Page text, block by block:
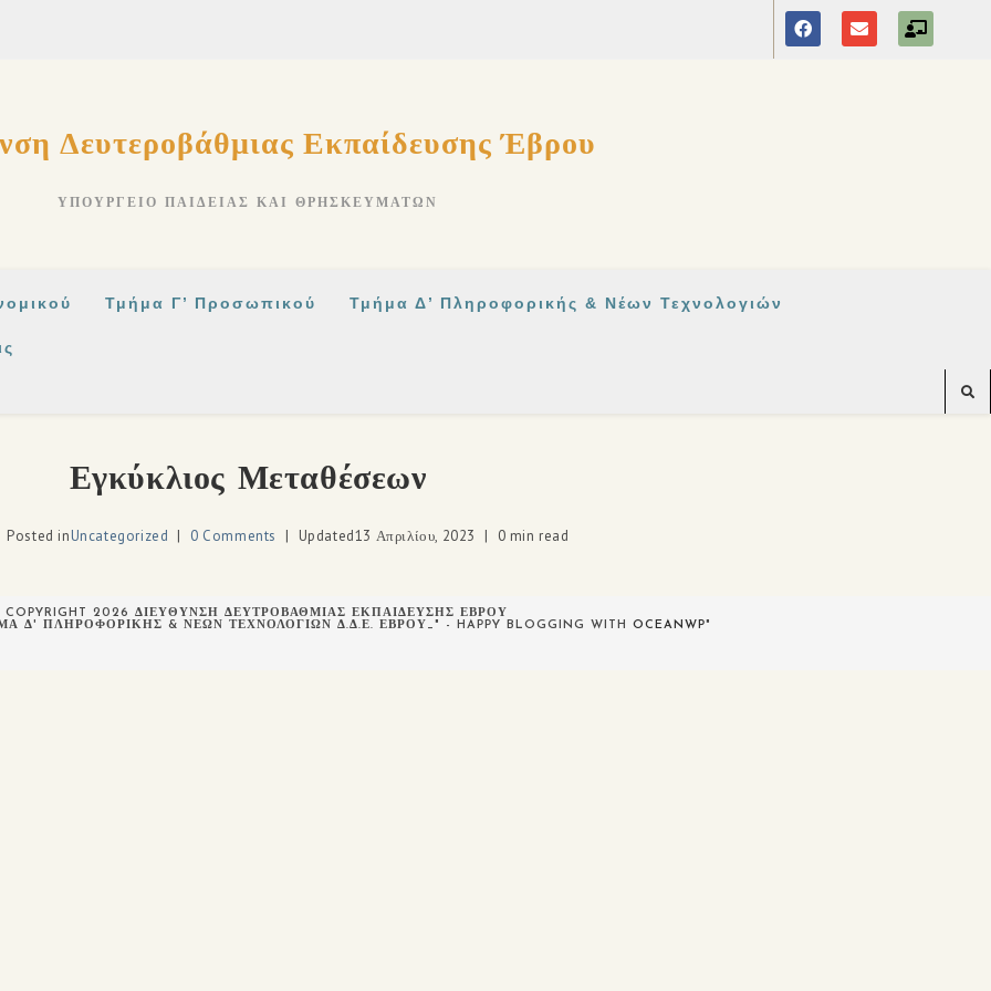
Δευτεροβάθμιας Εκπαίδευσης Έβρου
ΥΠΟΥΡΓΕΊΟ ΠΑΙΔΕΊΑΣ ΚΑΙ ΘΡΗΣΚΕΥΜΆΤΩΝ
Τμήμα Γ’ Προσωπικού Τμήμα Δ’ Πληροφορικής & Νέων Τεχνολογιών
Εγκύκλιος Μεταθέσεων
Posted inUncategorized 0 Comments Updated13 Απριλίου, 2023 0 min read
2026 ΔΙΕΥΘΥΝΣΗ ΔΕΥΤΡΟΒΑΘΜΙΑΣ ΕΚΠΑΙΔΕΥΣΗΣ ΕΒΡΟΥ
Δ' ΠΛΗΡΟΦΟΡΙΚΉΣ & ΝΈΩΝ ΤΕΧΝΟΛΟΓΙΏΝ Δ.Δ.Ε. ΈΒΡΟΥ_" - HAPPY BLOGGING WITH OCEANWP"